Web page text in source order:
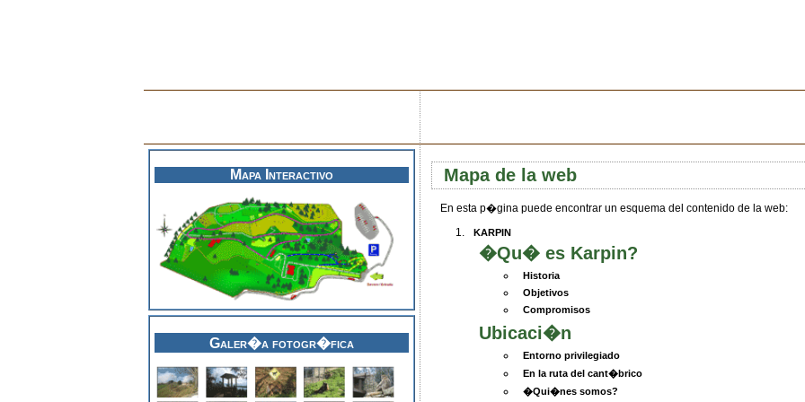
Protecci�n de la fauna + Educaci�n + Cultura +
Mapa Interactivo
Galer�a fotogr�fica
Mapa de la web
En esta p�gina puede encontrar un esquema del contenido de la web:
KARPIN
�Qu� es Karpin?
Historia
Objetivos
Compromisos
Ubicaci�n
Entorno privilegiado
En la ruta del cant�brico
�Qui�nes somos?